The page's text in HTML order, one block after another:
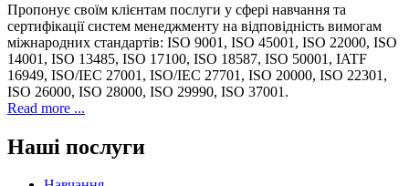
Пропонує своїм клієнтам послуги у сфері навчання та
сертифікації систем менеджменту на відповідність вимогам
міжнародних стандартів: ISO 9001, ISO 45001, ISO 22000, ISO
14001, ISO 13485, ISO 17100, ISO 18587, ISO 50001, IATF
16949, ISO/IEC 27001, ISO/IEC 27701, ISO 20000, ISO 22301,
ISO 26000, ISO 28000, ISO 29990, ISO 37001.
Read more ...
Наші послуги